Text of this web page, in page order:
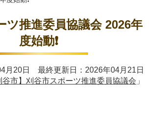
ツ推進委員協議会 2026年
度始動❗️
月20日 最終更新日：2026年04月21日
谷市】刈谷市スポーツ推進委員協議会 」